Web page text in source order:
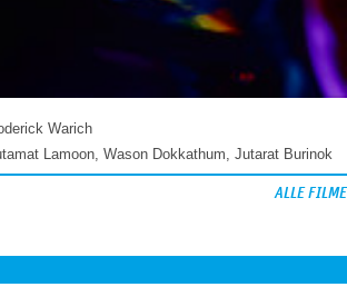
Warich
Lamoon, Wason Dokkathum, Jutarat Burinok
ALLE FILME